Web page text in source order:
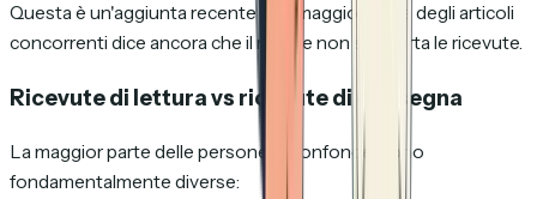
Questa è un'aggiunta recente — là maggior parte degli articoli
concorrenti dice ancora che il mobile non supporta le ricevute.
Ricevute di lettura vs ricevute di consegna
La maggior parte delle persone le confonde. Sono
fondamentalmente diverse: